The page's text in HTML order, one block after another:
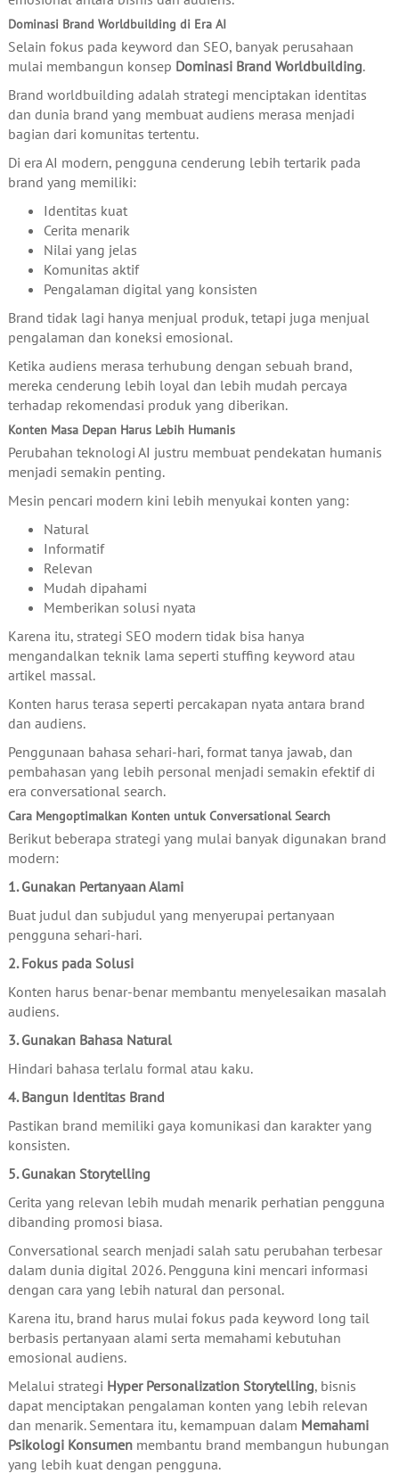
Dominasi Brand Worldbuilding di Era AI
Selain fokus pada keyword dan SEO, banyak perusahaan
mulai membangun konsep Dominasi Brand Worldbuilding.
Brand worldbuilding adalah strategi menciptakan identitas
dan dunia brand yang membuat audiens merasa menjadi
bagian dari komunitas tertentu.
Di era AI modern, pengguna cenderung lebih tertarik pada
brand yang memiliki:
Identitas kuat
Cerita menarik
Nilai yang jelas
Komunitas aktif
Pengalaman digital yang konsisten
Brand tidak lagi hanya menjual produk, tetapi juga menjual
pengalaman dan koneksi emosional.
Ketika audiens merasa terhubung dengan sebuah brand,
mereka cenderung lebih loyal dan lebih mudah percaya
terhadap rekomendasi produk yang diberikan.
Konten Masa Depan Harus Lebih Humanis
Perubahan teknologi AI justru membuat pendekatan humanis
menjadi semakin penting.
Mesin pencari modern kini lebih menyukai konten yang:
Natural
Informatif
Relevan
Mudah dipahami
Memberikan solusi nyata
Karena itu, strategi SEO modern tidak bisa hanya
mengandalkan teknik lama seperti stuffing keyword atau
artikel massal.
Konten harus terasa seperti percakapan nyata antara brand
dan audiens.
Penggunaan bahasa sehari-hari, format tanya jawab, dan
pembahasan yang lebih personal menjadi semakin efektif di
era conversational search.
Cara Mengoptimalkan Konten untuk Conversational Search
Berikut beberapa strategi yang mulai banyak digunakan brand
modern:
1. Gunakan Pertanyaan Alami
Buat judul dan subjudul yang menyerupai pertanyaan
pengguna sehari-hari.
2. Fokus pada Solusi
Konten harus benar-benar membantu menyelesaikan masalah
audiens.
3. Gunakan Bahasa Natural
Hindari bahasa terlalu formal atau kaku.
4. Bangun Identitas Brand
Pastikan brand memiliki gaya komunikasi dan karakter yang
konsisten.
5. Gunakan Storytelling
Cerita yang relevan lebih mudah menarik perhatian pengguna
dibanding promosi biasa.
Conversational search menjadi salah satu perubahan terbesar
dalam dunia digital 2026. Pengguna kini mencari informasi
dengan cara yang lebih natural dan personal.
Karena itu, brand harus mulai fokus pada keyword long tail
berbasis pertanyaan alami serta memahami kebutuhan
emosional audiens.
Melalui strategi Hyper Personalization Storytelling, bisnis
dapat menciptakan pengalaman konten yang lebih relevan
dan menarik. Sementara itu, kemampuan dalam Memahami
Psikologi Konsumenmembantu brand membangun hubungan
yang lebih kuat dengan pengguna.